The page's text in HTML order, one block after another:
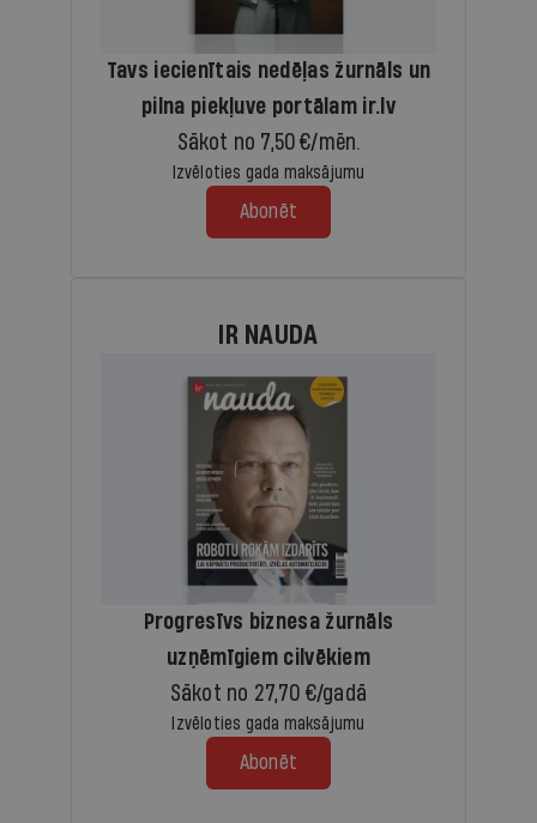
Tavs iecienītais nedēļas žurnāls un
pilna piekļuve portālam ir.lv
Sākot no 7,50 €/mēn.
Izvēloties gada maksājumu
Abonēt
IR NAUDA
Progresīvs biznesa žurnāls
uzņēmīgiem cilvēkiem
Sākot no 27,70 €/gadā
Izvēloties gada maksājumu
Abonēt